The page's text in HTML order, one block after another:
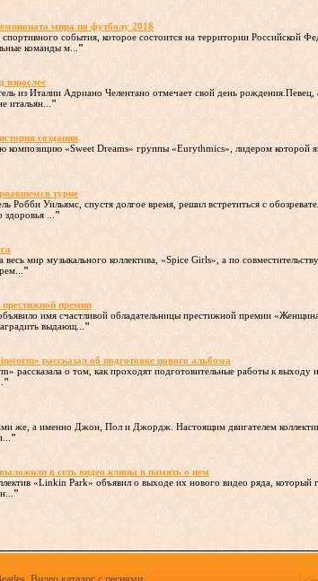
мира по футболу 2018
события, которое состоится на территории Российской
команды м... "
взрослее
из Италии Адриано Челентано отмечает свой день рождения.Певец,
итальян... "
создания
«Sweet Dreams» группы «Eurythmics», лидером которой
турне
Робби Уильямс, спустя долгое время, решил встретиться с
... "
мир музыкального коллектива, «Spice Girls», а по
"
престижной премии
имя счастливой обладательницы престижной премии
выдающ... "
рассказал об подготовке нового альбома
рассказала о том, как проходят подготовительные работы к выходу
"
же, а именно Джон, Пол и Джордж. Настоящим двигателем
"
в сеть видео клипы в память о нем
«Linkin Park» объявил о выходе их нового видео ряда, который
"